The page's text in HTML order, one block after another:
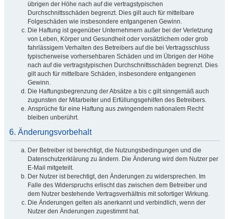
übrigen der Höhe nach auf die vertragstypischen
Durchschnittsschäden begrenzt. Dies gilt auch für mittelbare
Folgeschäden wie insbesondere entgangenen Gewinn.
Die Haftung ist gegenüber Unternehmern außer bei der Verletzung
von Leben, Körper und Gesundheit oder vorsätzlichem oder grob
fahrlässigem Verhalten des Betreibers auf die bei Vertragsschluss
typischerweise vorhersehbaren Schäden und im Übrigen der Höhe
nach auf die vertragstypischen Durchschnittsschäden begrenzt. Dies
gilt auch für mittelbare Schäden, insbesondere entgangenen
Gewinn.
Die Haftungsbegrenzung der Absätze a bis c gilt sinngemäß auch
zugunsten der Mitarbeiter und Erfüllungsgehilfen des Betreibers.
Ansprüche für eine Haftung aus zwingendem nationalem Recht
bleiben unberührt.
6. Änderungsvorbehalt
Der Betreiber ist berechtigt, die Nutzungsbedingungen und die
Datenschutzerklärung zu ändern. Die Änderung wird dem Nutzer per
E-Mail mitgeteilt.
Der Nutzer ist berechtigt, den Änderungen zu widersprechen. Im
Falle des Widerspruchs erlischt das zwischen dem Betreiber und
dem Nutzer bestehende Vertragsverhältnis mit sofortiger Wirkung.
Die Änderungen gelten als anerkannt und verbindlich, wenn der
Nutzer den Änderungen zugestimmt hat.